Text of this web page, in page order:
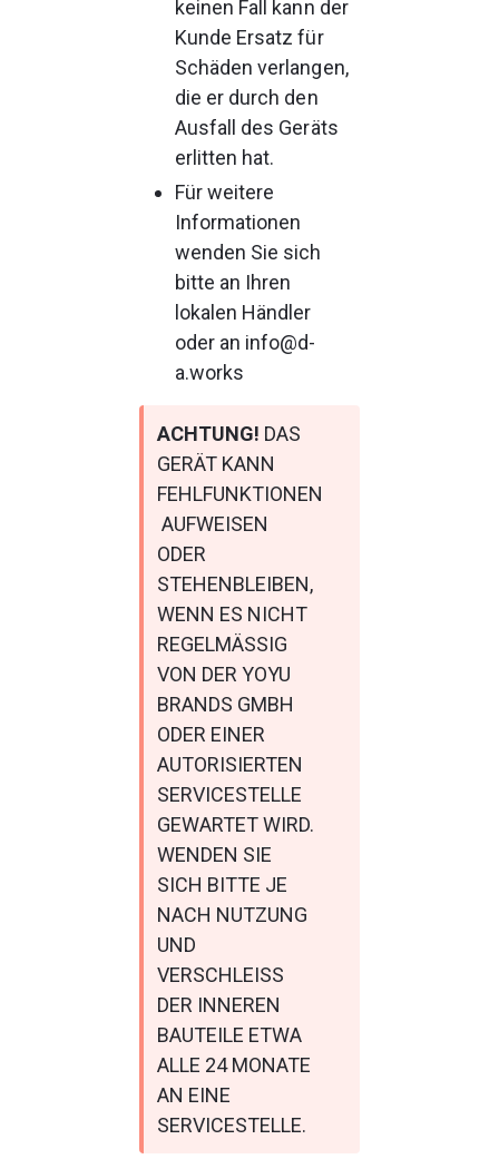
keinen Fall kann der
Kunde Ersatz für
Schäden verlangen,
die er durch den
Ausfall des Geräts
erlitten hat.
Für weitere
Informationen
wenden Sie sich
bitte an Ihren
lokalen Händler
oder an info@d-
a.works
ACHTUNG! DAS
GERÄT KANN
FEHLFUNKTIONEN
AUFWEISEN
ODER
STEHENBLEIBEN,
WENN ES NICHT
REGELMÄSSIG
VON DER YOYU
BRANDS GMBH
ODER EINER
AUTORISIERTEN
SERVICESTELLE
GEWARTET WIRD.
WENDEN SIE
SICH BITTE JE
NACH NUTZUNG
UND
VERSCHLEISS
DER INNEREN
BAUTEILE ETWA
ALLE 24 MONATE
AN EINE
SERVICESTELLE.